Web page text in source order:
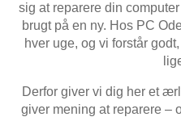
sig at reparere din
brugt på en ny. Hos PC
hver uge, og vi forstår
Derfor giver vi dig her et
giver mening at reparere –